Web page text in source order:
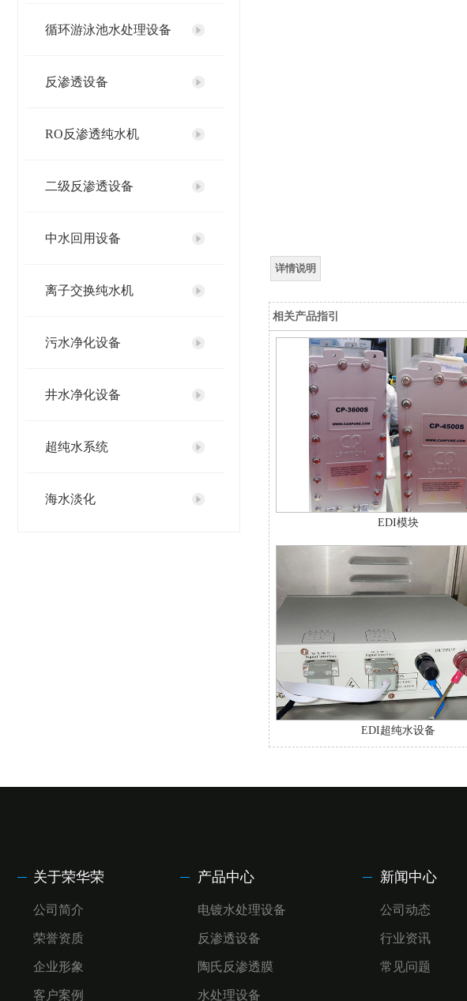
循环游泳池水处理设备
反渗透设备
RO反渗透纯水机
二级反渗透设备
中水回用设备
离子交换纯水机
污水净化设备
井水净化设备
超纯水系统
海水淡化
反渗透膜壳
汇通膜
详情说明
相关产品指引
EDI模块
EDI超纯水设备
关于荣华荣
公司简介
荣誉资质
企业形象
客户案例
产品中心
电镀水处理设备
反渗透设备
陶氏反渗透膜
水处理设备
新闻中心
公司动态
行业资讯
常见问题